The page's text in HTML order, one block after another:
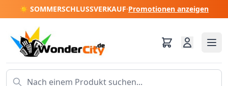
☀️ SOMMERSCHLUSSVERKAUF·Promotionen anzeigen